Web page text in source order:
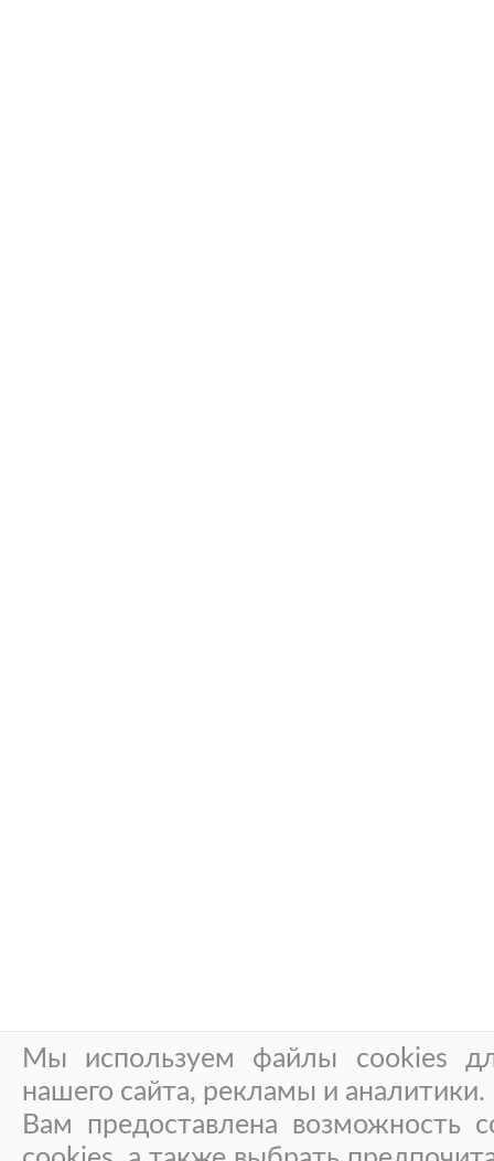
Мы используем файлы cookies
нашего сайта, рекламы и аналитики.
Вам предоставлена возможность